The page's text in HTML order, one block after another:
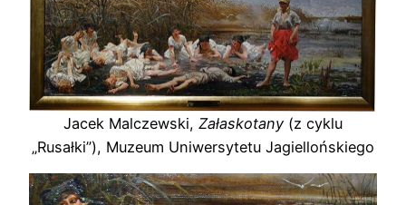
Jacek Malczewski, Załaskotany (z cyklu
„Rusałki”), Muzeum Uniwersytetu Jagiellońskiego